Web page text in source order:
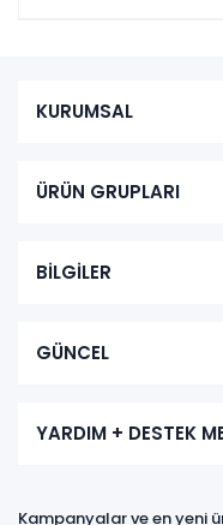
KURUMSAL
ÜRÜN GRUPLARI
BİLGİLER
GÜNCEL
YARDIM + DESTEK
Kampanyalar ve en yeni